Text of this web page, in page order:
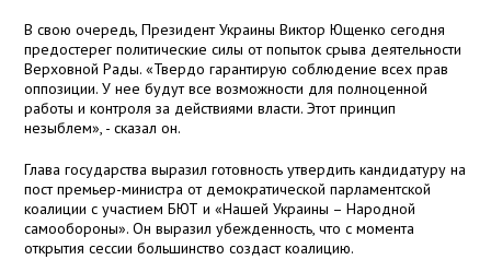
В свою очередь, Президент Украины Виктор Ющенко сегодня
предостерег политические силы от попыток срыва деятельности
Верховной Рады. «Твердо гарантирую соблюдение всех прав
оппозиции. У нее будут все возможности для полноценной
работы и контроля за действиями власти. Этот принцип
незыблем», - сказал он.
Глава государства выразил готовность утвердить кандидатуру на
пост премьер-министра от демократической парламентской
коалиции с участием БЮТ и «Нашей Украины – Народной
самообороны». Он выразил убежденность, что с момента
открытия сессии большинство создаст коалицию.